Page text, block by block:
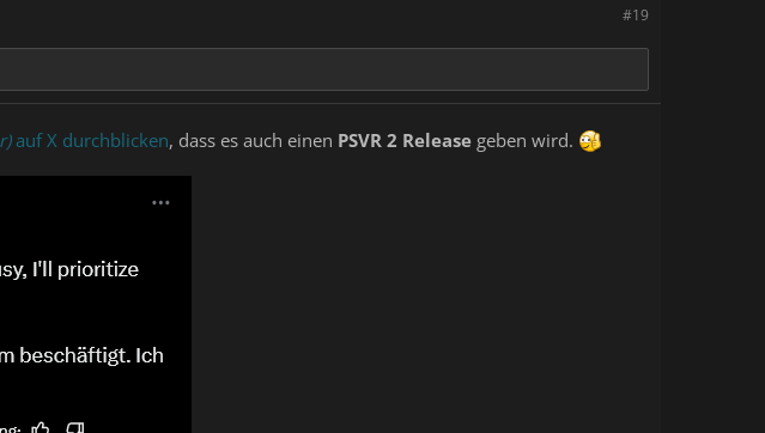
#19
auf X durchblicken, dass es auch einen PSVR 2 Release geben wird.